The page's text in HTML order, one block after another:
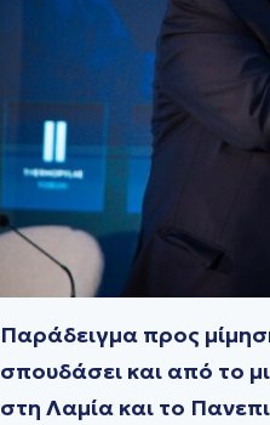
Παράδειγμα προς
σπουδάσει και από το
στη Λαμία και το